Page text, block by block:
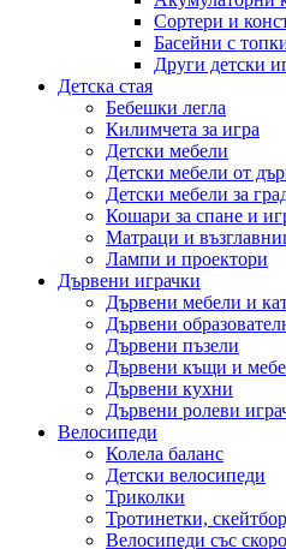
Сортери и
Басейни с
Други детски
Детска стая
Бебешки легла
Килимчета за игра
Детски мебели
Детски мебели от
Детски мебели за
Кошари за спане и
Матраци и
Лампи и проектори
Дървени играчки
Дървени мебели и
Дървени
Дървени пъзели
Дървени къщи и
Дървени кухни
Дървени ролеви
Велосипеди
Колела баланс
Детски велосипеди
Триколки
Тротинетки,
Велосипеди със